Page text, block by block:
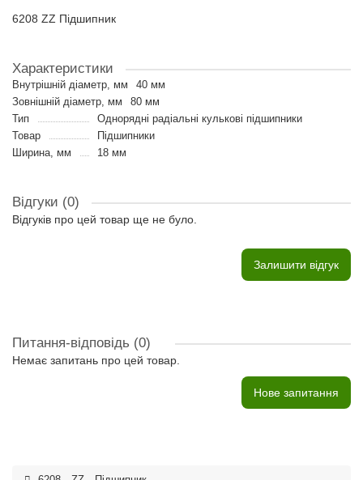
6208 ZZ Підшипник
Характеристики
Внутрішній діаметр, мм
40 мм
Зовнішній діаметр, мм
80 мм
Тип
Однорядні радіальні кулькові підшипники
Товар
Підшипники
Ширина, мм
18 мм
Відгуки (0)
Відгуків про цей товар ще не було.
Залишити відгук
Питання-відповідь (0)
Немає запитань про цей товар.
Нове запитання